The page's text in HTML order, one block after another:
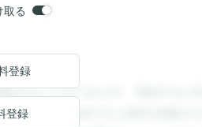
取る
することができます。登録すると回
きます。登録すると回答を閲覧する
登録
登録